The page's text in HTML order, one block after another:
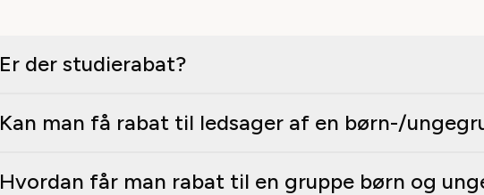
Er der studierabat?
Kan man få rabat til ledsager af en børn-/
Hvordan får man rabat til en gruppe børn og